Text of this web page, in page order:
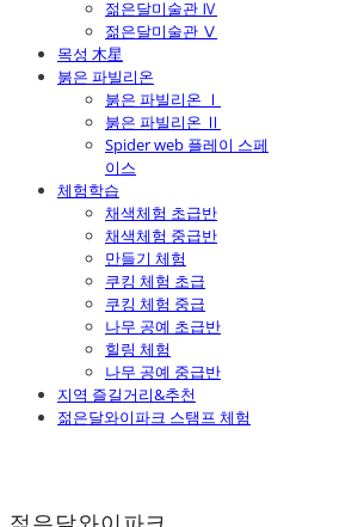
젊은달미술관 Ⅳ
젊은달미술관 Ⅴ
목성 木星
붉은 파빌리온
붉은 파빌리온 Ⅰ
붉은 파빌리온 Ⅱ
Spider web 플레이 스페
이스
체험학습
채색체험 초급반
채색체험 중급반
만들기 체험
쿠킹 체험 초급
쿠킹 체험 중급
나무 공예 초급반
힐링 체험
나무 공예 중급반
지역 즐길거리&추천
젊은달와이파크 스탬프 체험